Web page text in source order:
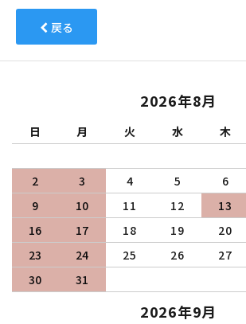
戻る
2026年8月
日 月 火 水 木
2
3 4 5 6
9
10 11 12 13
16
17 18 19 20
23
24 25 26 27
30
31
2026年9月